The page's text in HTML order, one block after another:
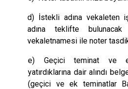
d) İstekli adına vekaleten
adına teklifte
vekaletnamesi ile noter
e) Geçici teminat ve
yatırdıklarına dair alındı
(geçici ve ek teminatlar